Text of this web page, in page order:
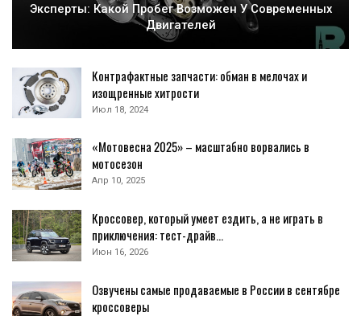
Эксперты: Какой Пробег Возможен У Современных
Двигателей
Контрафактные запчасти: обман в мелочах и
изощренные хитрости
Июл 18, 2024
«Мотовесна 2025» – масштабно ворвались в
мотосезон
Апр 10, 2025
Кроссовер, который умеет ездить, а не играть в
приключения: тест-драйв…
Июн 16, 2026
Озвучены самые продаваемые в России в сентябре
кроссоверы